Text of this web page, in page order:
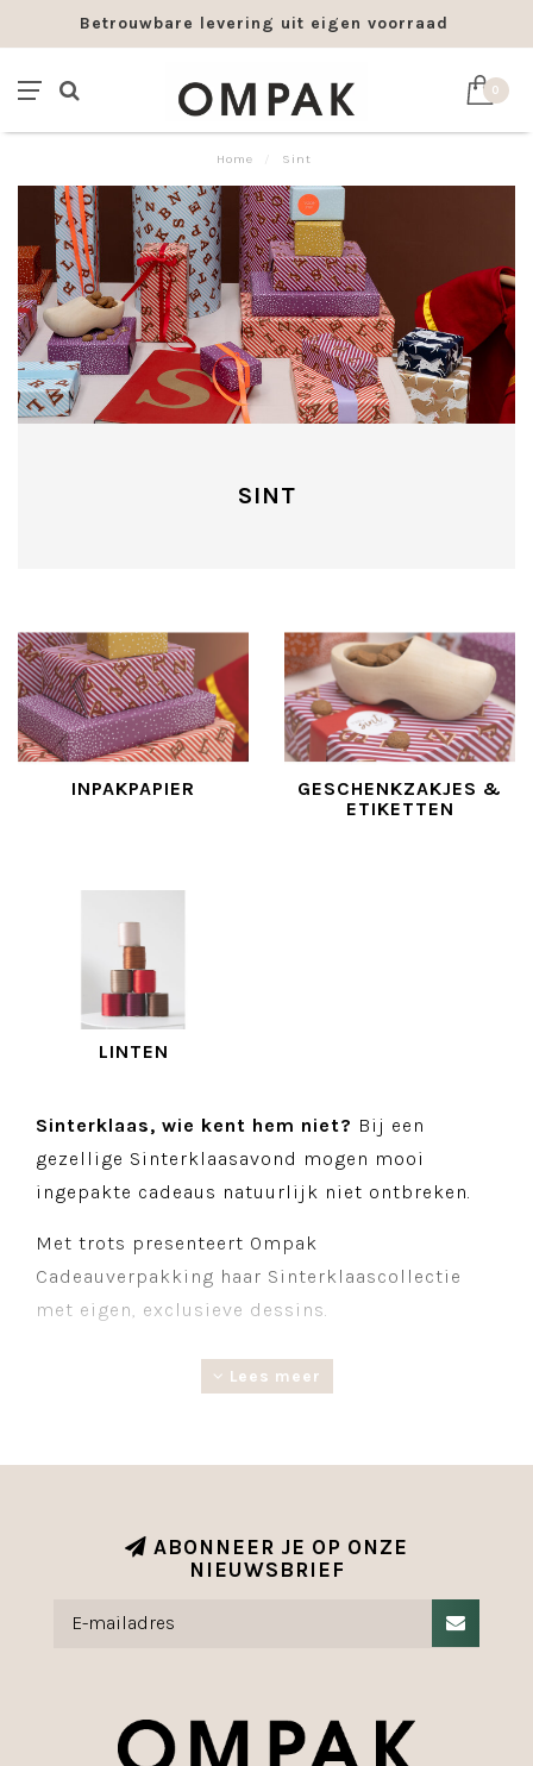
Betrouwbare levering uit eigen voorraad
0
Home Sint
SINT
INPAKPAPIER
GESCHENKZAKJES &
ETIKETTEN
LINTEN
Sinterklaas, wie kent hem niet? Bij een
gezellige Sinterklaasavond mogen mooi
ingepakte cadeaus natuurlijk niet ontbreken.
Met trots presenteert Ompak
Cadeauverpakking haar Sinterklaascollectie
met eigen, exclusieve dessins.
De collectie bestaat uit diverse producten,
waaronder inpakpapier, lint, etiketten en
Sinterklaascadeau een feestelijke en stijlvolle
Lees meer
ABONNEER JE OP ONZE
NIEUWSBRIEF